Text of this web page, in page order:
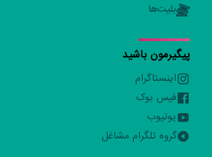
بلیت‌ها
پیگیرمون باشید
اینستاگرام
فیس بوک
یوتیوب
گروه تلگرام مشاغل